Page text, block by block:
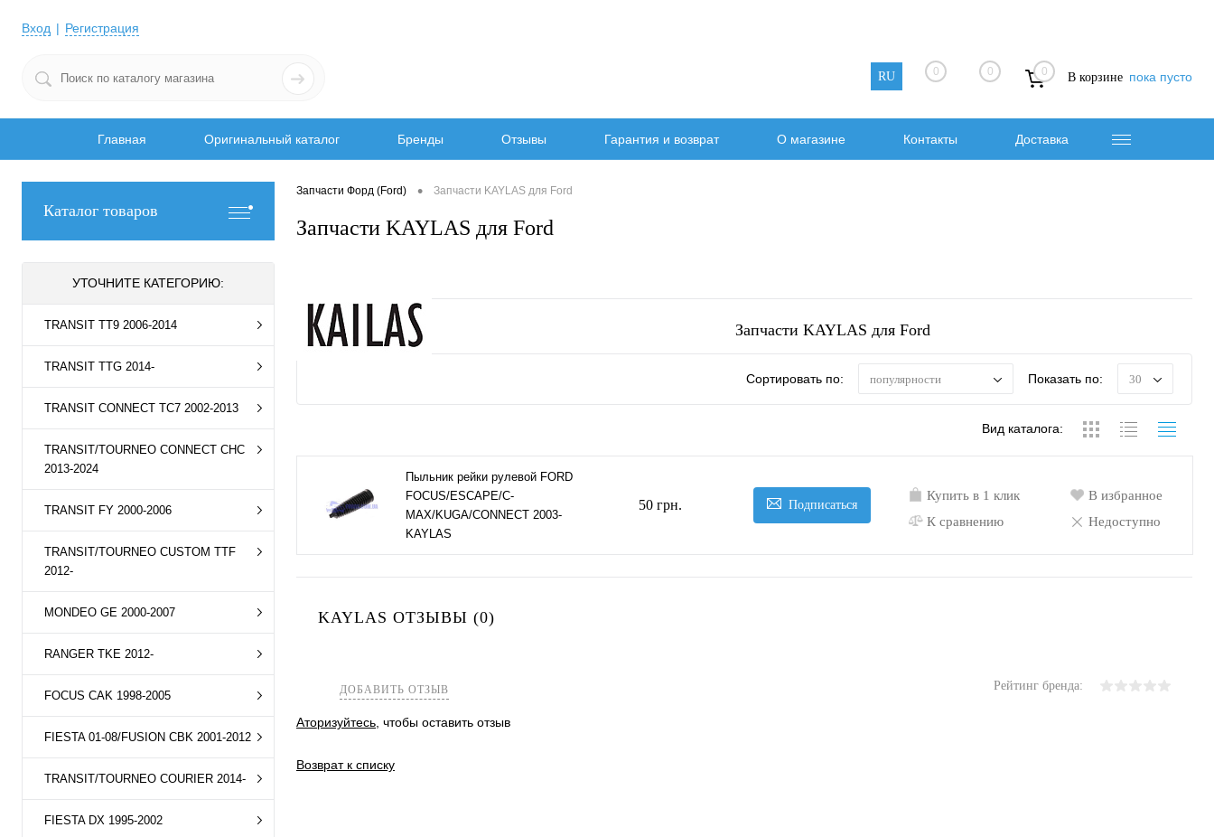
Вход Регистрация
RU 0 0 0 В корзине пока пусто
Главная Оригинальный каталог Бренды Отзывы Гарантия и возврат О магазине Контакты Доставка
Каталог товаров
УТОЧНИТЕ КАТЕГОРИЮ:
TRANSIT TT9 2006-2014
TRANSIT TTG 2014-
TRANSIT CONNECT TC7 2002-2013
TRANSIT/TOURNEO CONNECT CHC
2013-2024
TRANSIT FY 2000-2006
TRANSIT/TOURNEO CUSTOM TTF
2012-
MONDEO GE 2000-2007
RANGER TKE 2012-
FOCUS CAK 1998-2005
FIESTA 01-08/FUSION CBK 2001-2012
TRANSIT/TOURNEO COURIER 2014-
FIESTA DX 1995-2002
Запчасти Форд (Ford) • Запчасти KAYLAS для Ford
Запчасти KAYLAS для Ford
Запчасти KAYLAS для Ford
Сортировать по: популярности Показать по: 30
Вид каталога:
Пыльник рейки рулевой FORD
FOCUS/ESCAPE/C-
MAX/KUGA/CONNECT 2003-
KAYLAS
50 грн. Подписаться
Купить в 1 клик
К сравнению
В избранное
Недоступно
KAYLAS ОТЗЫВЫ (0)
ДОБАВИТЬ ОТЗЫВ Рейтинг бренда:
Аторизуйтесь, чтобы оставить отзыв
Возврат к списку